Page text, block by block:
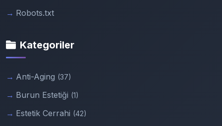
Robots.txt
Kategoriler
Anti-Aging (37)
Burun Estetiği (1)
Estetik Cerrahi (42)